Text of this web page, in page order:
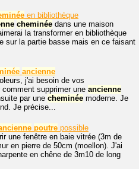
en bibliothèque
cheminée dans une maison
la transformer en bibliothèque
sur la partie basse mais en ce faisant
ancienne
j'ai besoin de vos
comment supprimer une ancienne
par une cheminée moderne. Je
Je précise...
poutre possible
une fenêtre en baie vitrée (3m de
en pierre de 50cm (moellon). J'ai
en chêne de 3m10 de long